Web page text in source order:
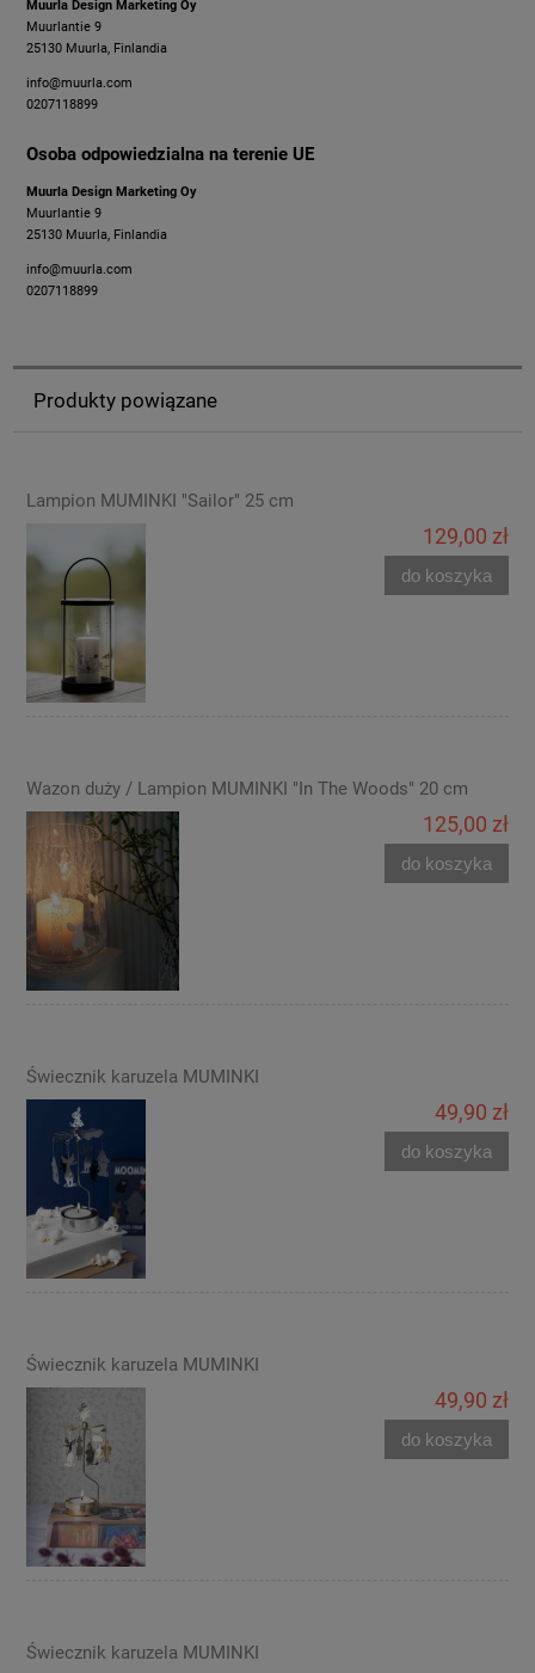
Muurla Design Marketing Oy
Muurlantie 9
25130 Muurla, Finlandia
info@muurla.com
0207118899
Osoba odpowiedzialna na terenie UE
Muurla Design Marketing Oy
Muurlantie 9
25130 Muurla, Finlandia
info@muurla.com
0207118899
Produkty powiązane
Lampion MUMINKI "Sailor" 25 cm
129,00 zł
do koszyka
Wazon duży / Lampion MUMINKI "In The Woods" 20 cm
125,00 zł
do koszyka
Świecznik karuzela MUMINKI
49,90 zł
do koszyka
Świecznik karuzela MUMINKI
49,90 zł
do koszyka
Świecznik karuzela MUMINKI